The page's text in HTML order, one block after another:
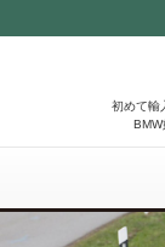
初めて輸